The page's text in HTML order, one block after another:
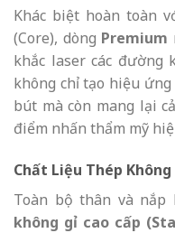
Khác biệt hoàn toàn
(Core), dòng Premium
khắc laser các đường
không chỉ tạo hiệu
bút mà còn mang lại
điểm nhấn thẩm mỹ
Chất Liệu Thép
Toàn bộ thân và
không gỉ cao cấp